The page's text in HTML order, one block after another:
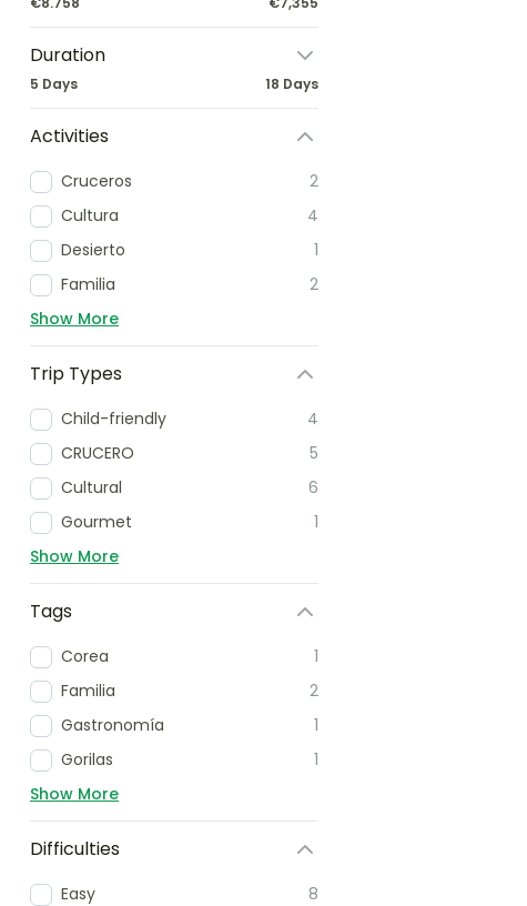
Duration
5 Days 18 Days
Activities
Cruceros
2
Cultura
4
Desierto
1
Familia
2
Show More
Trip Types
Child-friendly
4
CRUCERO
5
Cultural
6
Gourmet
1
Show More
Tags
Corea
1
Familia
2
Gastronomía
1
Gorilas
1
Show More
Difficulties
Easy
8